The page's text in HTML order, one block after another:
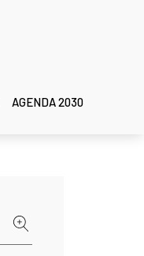
AGENDA 2030